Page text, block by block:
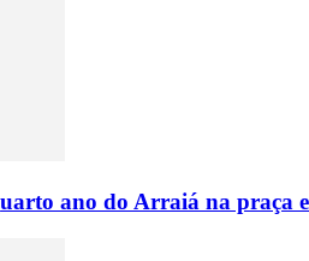
ano do Arraiá na praça